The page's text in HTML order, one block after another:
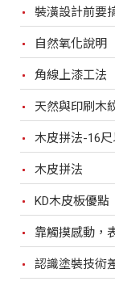
自然氧化說明
角線上漆工法
天然與印刷木
木皮拼法-16
木皮拼法
KD木皮板優點
靠觸摸感動，
認識塗裝技術